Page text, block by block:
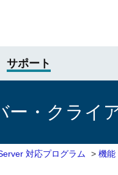
サポート
・クライア
対応プログラム > 機能